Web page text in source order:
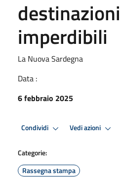
destinazioni
imperdibili
La Nuova Sardegna
Data :
6 febbraio 2025
Condividi Vedi azioni
Categorie:
Rassegna stampa